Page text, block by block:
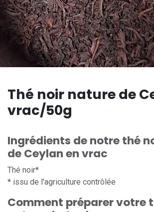
Thé noir nature de
vrac/50g
Ingrédients de notre thé
de Ceylan en vrac
Thé noir*
* issu de l'agriculture contrôlée
Comment préparer votre